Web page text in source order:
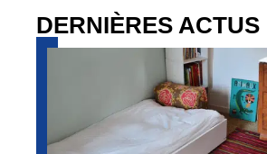
DERNIÈRES ACTUS